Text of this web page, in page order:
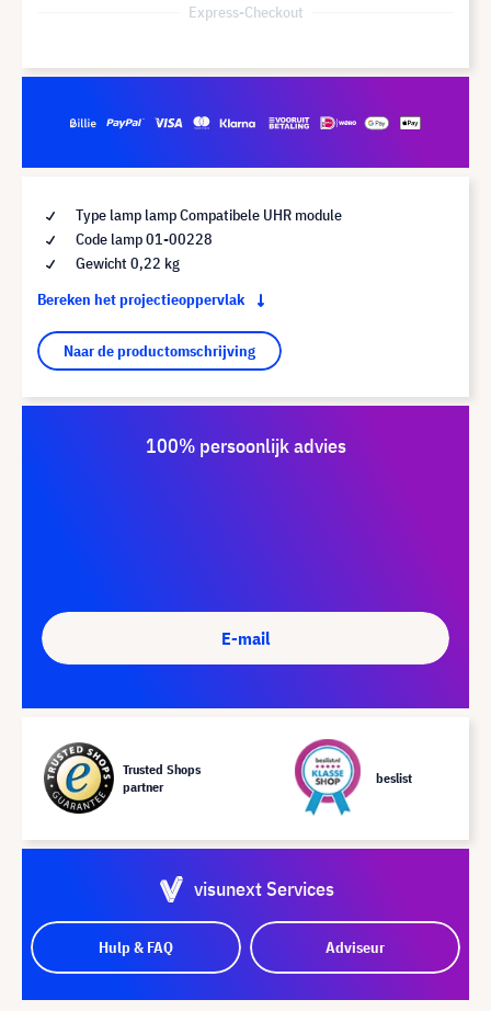
Express-Checkout
Type lamp lamp Compatibele UHR module
Code lamp 01-00228
Gewicht 0,22 kg
Bereken het projectieoppervlak
Naar de productomschrijving
100% persoonlijk advies
E-mail
Trusted Shops
partner
beslist
visunext Services
Hulp & FAQ Adviseur